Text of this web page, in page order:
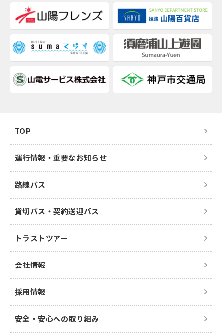
TOP
運行情報・重要なお知らせ
路線バス
貸切バス・契約送迎バス
トラストツアー
会社情報
採用情報
安全・安心への取り組み